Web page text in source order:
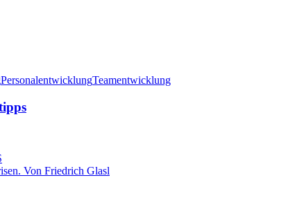
PersonalentwicklungTeamentwicklung
Von Friedrich Glasl